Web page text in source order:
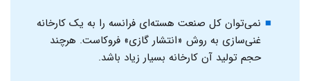
نمی‌توان کل صنعت هسته‌ای فرانسه را به یک کارخانه
غنی‌سازی به روش «انتشار گازی» فروکاست. هرچند
حجم تولید آن کارخانه بسیار زیاد باشد.